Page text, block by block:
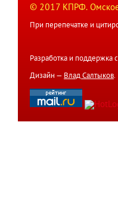
© 2017 КПРФ. Омское
При перепечатке и
Разработка и поддержка
Дизайн — Влад Салтыков.